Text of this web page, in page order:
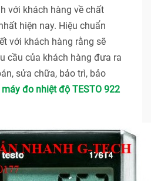
với khách hàng về chất
hiện nay. Hiệu chuẩn
với khách hàng rằng sẽ
cầu của khách hàng đưa ra
sửa chữa, bảo trì, bảo
đo nhiệt độ TESTO 922